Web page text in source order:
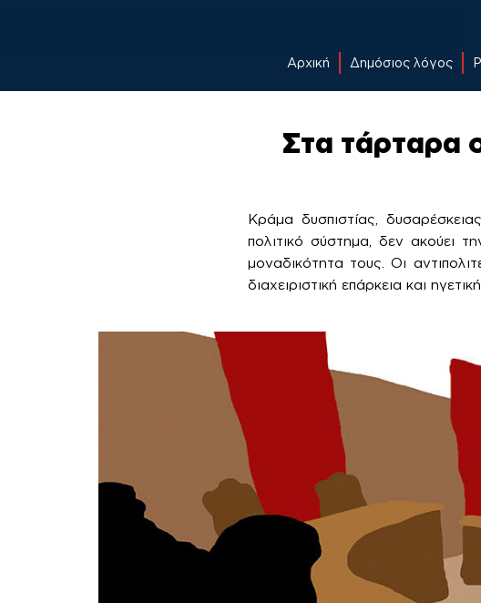
Αρχική Δημόσιος λόγος
Στα τάρταρα
Κράμα δυσπιστίας,
πολιτικό σύστημα, δεν ακούει
μοναδικότητα τους. Οι
διαχειριστική επάρκεια και